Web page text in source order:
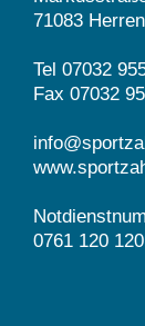
71083
Tel 07032
Fax 07032
0761 120